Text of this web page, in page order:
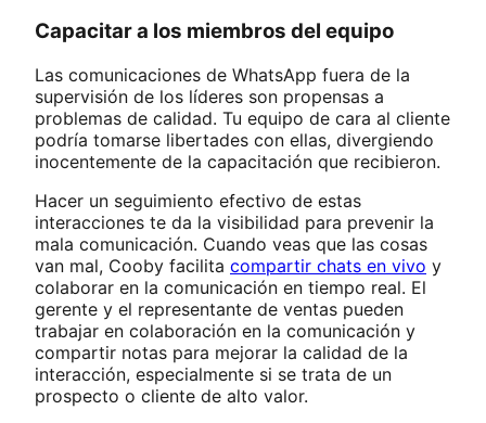
Capacitar a los miembros del equipo
Las comunicaciones de WhatsApp fuera de la
supervisión de los líderes son propensas a
problemas de calidad. Tu equipo de cara al cliente
podría tomarse libertades con ellas, divergiendo
inocentemente de la capacitación que recibieron.
Hacer un seguimiento efectivo de estas
interacciones te da la visibilidad para prevenir la
mala comunicación. Cuando veas que las cosas
van mal, Cooby facilita compartir chats en vivo y
colaborar en la comunicación en tiempo real. El
gerente y el representante de ventas pueden
trabajar en colaboración en la comunicación y
compartir notas para mejorar la calidad de la
interacción, especialmente si se trata de un
prospecto o cliente de alto valor.